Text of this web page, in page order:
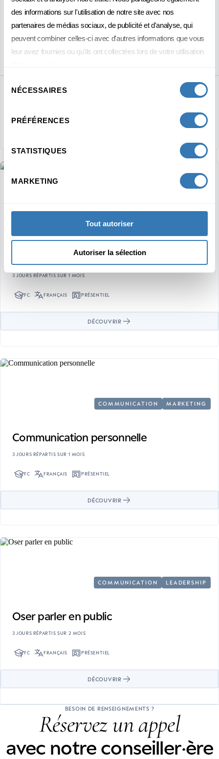
des informations sur l'utilisation de notre site avec nos
partenaires de médias sociaux, de publicité et d'analyse, qui
peuvent combiner celles-ci avec d'autres informations que vous
leur avez fournies ou qu'ils ont collectées lors de votre utilisation
NÉCESSAIRES
PRÉFÉRENCES
STATISTIQUES
MARKETING
Tout autoriser
Autoriser la sélection
Besoin d'aide pour choisir votre
formation ?
Réservez un appel avec un·e conseiller·ère.
PRENEZ UN RENDEZ-VOUS
NOUVEAU
Marketing durable
3 JOURS RÉPARTIS SUR 1 MOIS
FC FRANÇAIS PRÉSENTIEL
DÉCOUVRIR
COMMUNICATION MARKETING
Communication personnelle
3 JOURS RÉPARTIS SUR 1 MOIS
FC FRANÇAIS PRÉSENTIEL
DÉCOUVRIR
COMMUNICATION LEADERSHIP
Oser parler en public
3 JOURS RÉPARTIS SUR 2 MOIS
FC FRANÇAIS PRÉSENTIEL
DÉCOUVRIR
BESOIN DE RENSEIGNEMENTS ?
Réservez un appel
avec notre conseiller·ère